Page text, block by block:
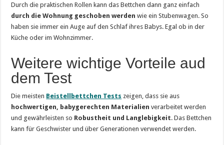
Durch die praktischen Rollen kann das Bettchen dann ganz einfach
durch die Wohnung geschoben werden wie ein Stubenwagen. So
haben sie immer ein Auge auf den Schlaf ihres Babys. Egal ob in der
Küche oder im Wohnzimmer.
Weitere wichtige Vorteile aud
dem Test
Die meisten Beistellbettchen Tests zeigen, dass sie aus
hochwertigen, babygerechten Materialien verarbeitet werden
und gewährleisten so Robustheit und Langlebigkeit. Das Bettchen
kann für Geschwister und über Generationen verwendet werden.